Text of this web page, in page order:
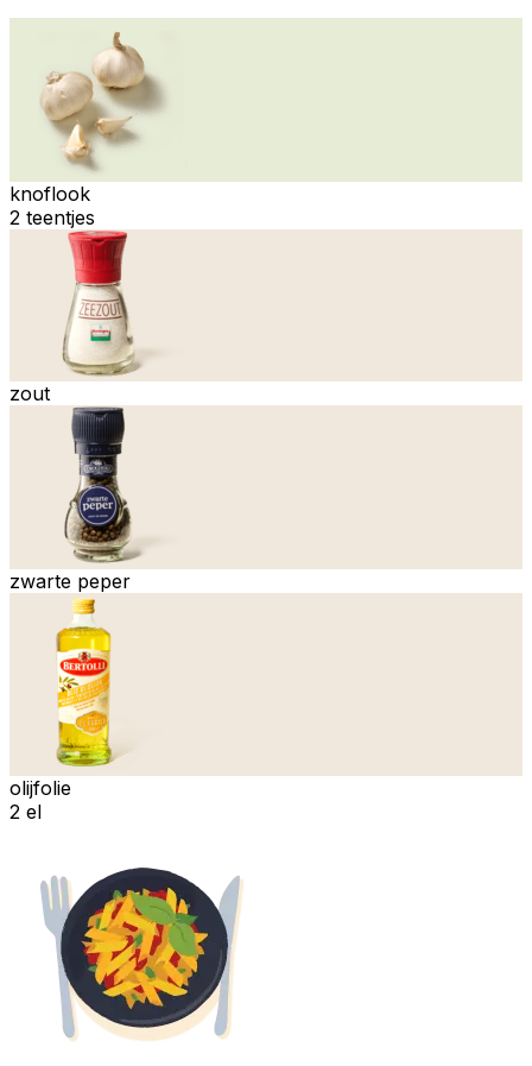
knoflook
2 teentjes
zout
zwarte peper
olijfolie
2 el